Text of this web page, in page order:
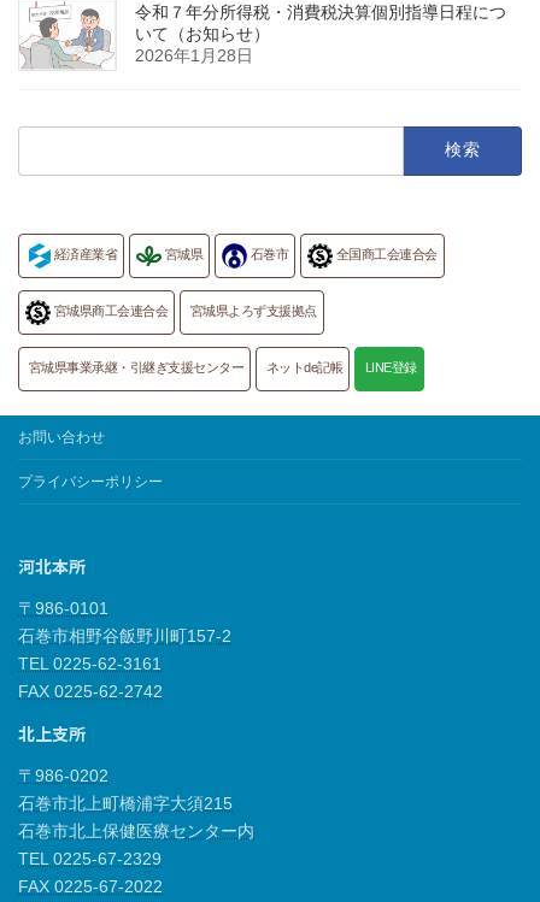
令和７年分所得税・消費税決算個別指導日程につ
いて（お知らせ）
2026年1月28日
検
経済産業省 宮城県 石巻市 全国商工会連合会
宮城県商工会連合会 宮城県よろず支援拠点
宮城県事業承継・引継ぎ支援センター ネットde記帳 LINE登録
お問い合わせ
プライバシーポリシー
河北本所
〒986-0101
石巻市相野谷飯野川町157-2
TEL 0225-62-3161
FAX 0225-62-2742
北上支所
〒986-0202
石巻市北上町橋浦字大須215
石巻市北上保健医療センター内
TEL 0225-67-2329
FAX 0225-67-2022